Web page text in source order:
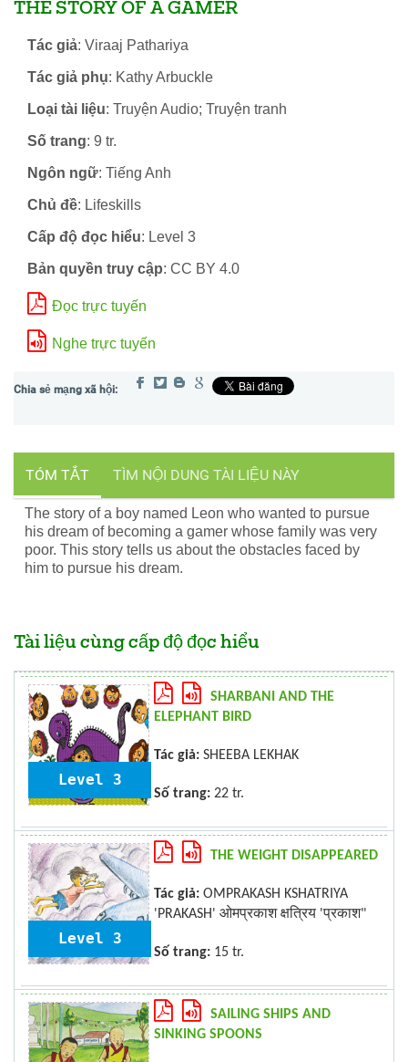
THE STORY OF A GAMER
Tác giả: Viraaj Pathariya
Tác giả phụ: Kathy Arbuckle
Loại tài liệu: Truyện Audio; Truyện tranh
Số trang: 9 tr.
Ngôn ngữ: Tiếng Anh
Chủ đề: Lifeskills
Cấp độ đọc hiểu: Level 3
Bản quyền truy cập: CC BY 4.0
Đọc trực tuyến
Nghe trực tuyến
TÓM TẮT TÌM NỘI DUNG TÀI LIỆU NÀY
The story of a boy named Leon who wanted to pursue
his dream of becoming a gamer whose family was very
poor. This story tells us about the obstacles faced by
him to pursue his dream.
Tài liệu cùng cấp độ đọc hiểu
Level 3
SHARBANI AND THE
ELEPHANT BIRD
Tác giả: SHEEBA LEKHAK
Số trang: 22 tr.
Level 3
THE WEIGHT DISAPPEARED
Tác giả: OMPRAKASH KSHATRIYA
'PRAKASH' ओमप्रकाश क्षत्रिय 'प्रकाश"
Số trang: 15 tr.
SAILING SHIPS AND
SINKING SPOONS